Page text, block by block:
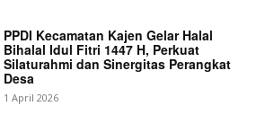
PPDI Kecamatan Kajen Gelar Halal
Bihalal Idul Fitri 1447 H, Perkuat
Silaturahmi dan Sinergitas Perangkat
Desa
1 April 2026